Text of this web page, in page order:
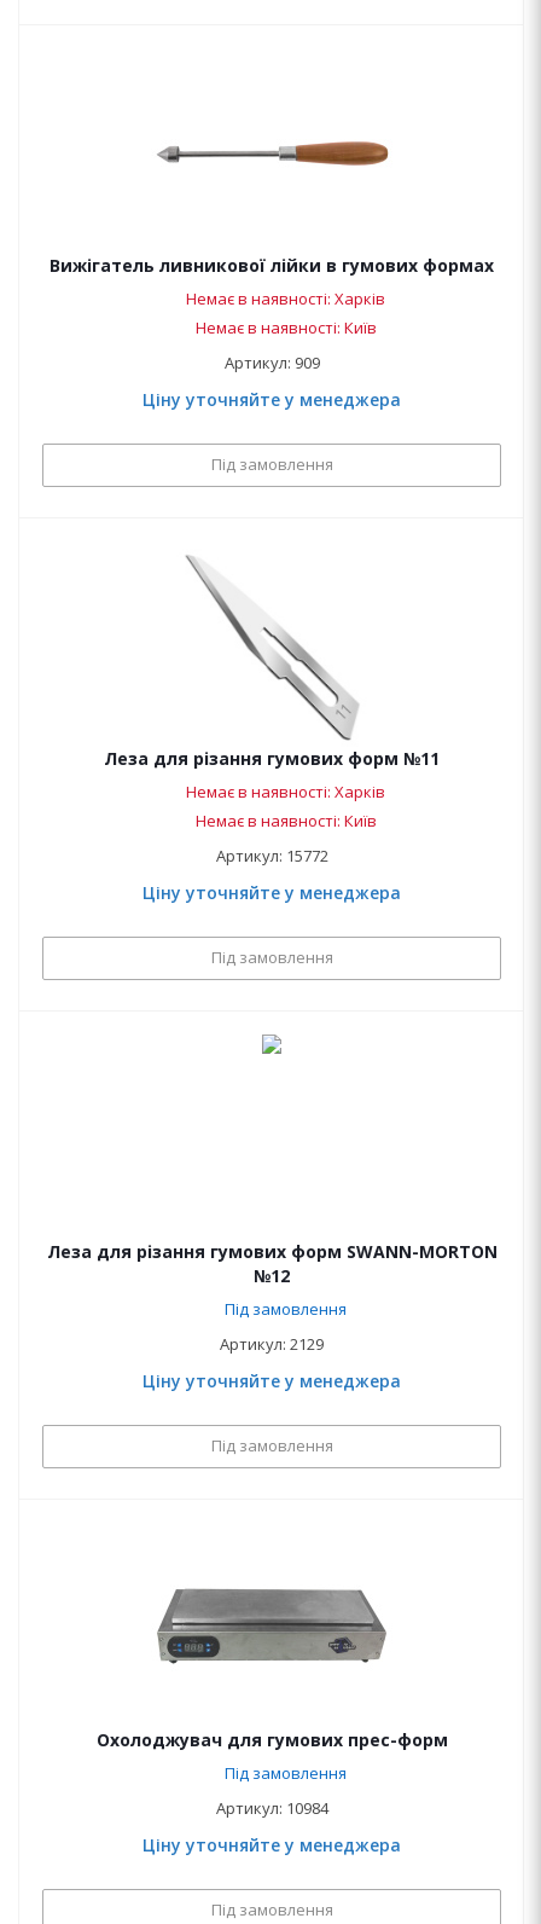
Вижігатель ливникової лійки в гумових формах
Немає в наявності: Харків
Немає в наявності: Київ
Артикул: 909
Ціну уточняйте у менеджера
Під замовлення
Леза для різання гумових форм №11
Немає в наявності: Харків
Немає в наявності: Київ
Артикул: 15772
Ціну уточняйте у менеджера
Під замовлення
Леза для різання гумових форм SWANN-MORTON
№12
Під замовлення
Артикул: 2129
Ціну уточняйте у менеджера
Під замовлення
Охолоджувач для гумових прес-форм
Під замовлення
Артикул: 10984
Ціну уточняйте у менеджера
Під замовлення